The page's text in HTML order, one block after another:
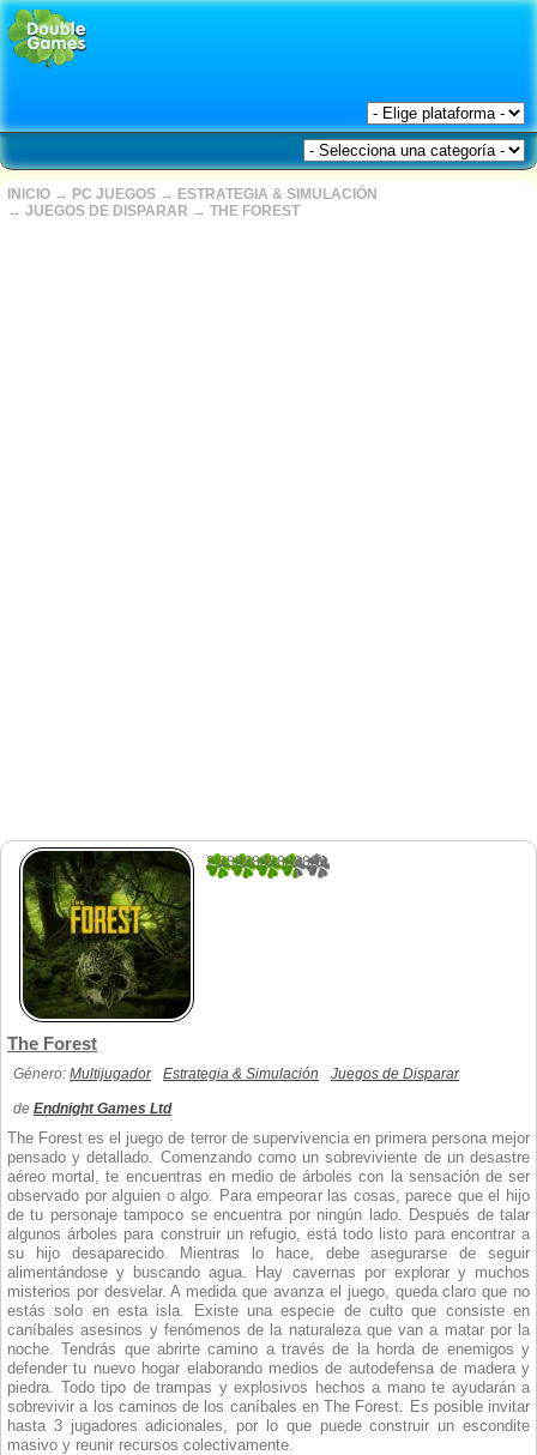
INICIO → PC JUEGOS → ESTRATEGIA & SIMULACIÓN
→ JUEGOS DE DISPARAR → THE FOREST
2.8888888888889
The Forest
Género: Multijugador Estrategia & Simulación Juegos de Disparar
de Endnight Games Ltd
The Forest es el juego de terror de supervivencia en primera persona mejor
pensado y detallado. Comenzando como un sobreviviente de un desastre
aéreo mortal, te encuentras en medio de árboles con la sensación de ser
observado por alguien o algo. Para empeorar las cosas, parece que el hijo
de tu personaje tampoco se encuentra por ningún lado. Después de talar
algunos árboles para construir un refugio, está todo listo para encontrar a
su hijo desaparecido. Mientras lo hace, debe asegurarse de seguir
alimentándose y buscando agua. Hay cavernas por explorar y muchos
misterios por desvelar. A medida que avanza el juego, queda claro que no
estás solo en esta isla. Existe una especie de culto que consiste en
caníbales asesinos y fenómenos de la naturaleza que van a matar por la
noche. Tendrás que abrirte camino a través de la horda de enemigos y
defender tu nuevo hogar elaborando medios de autodefensa de madera y
piedra. Todo tipo de trampas y explosivos hechos a mano te ayudarán a
sobrevivir a los caminos de los caníbales en The Forest. Es posible invitar
hasta 3 jugadores adicionales, por lo que puede construir un escondite
masivo y reunir recursos colectivamente.